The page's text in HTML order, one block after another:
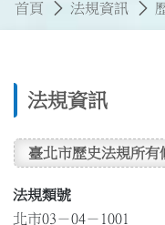
首頁 法規資訊
法規資訊
臺北市歷史法規所有
法規類號
北市03－04－1001